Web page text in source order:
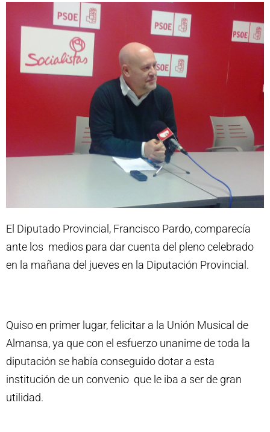
El Diputado Provincial, Francisco Pardo, comparecía
ante los medios para dar cuenta del pleno celebrado
en la mañana del jueves en la Diputación Provincial.
Quiso en primer lugar, felicitar a la Unión Musical de
Almansa, ya que con el esfuerzo unanime de toda la
diputación se había conseguido dotar a esta
institución de un convenio que le iba a ser de gran
utilidad.